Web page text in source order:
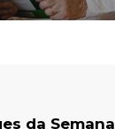
da Semana